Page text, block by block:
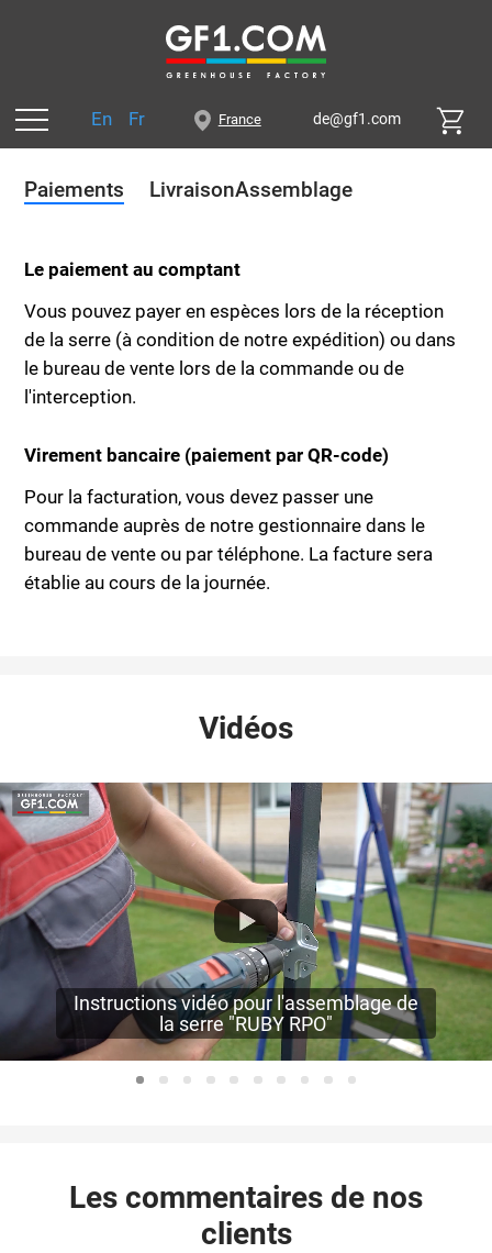
France
En Fr de@gf1.com
Paiements LivraisonAssemblage
Le paiement au comptant
Vous pouvez payer en espèces lors de la réception
de la serre (à condition de notre expédition) ou dans
le bureau de vente lors de la commande ou de
l'interception.
Virement bancaire (paiement par QR-code)
Pour la facturation, vous devez passer une
commande auprès de notre gestionnaire dans le
bureau de vente ou par téléphone. La facture sera
établie au cours de la journée.
Vidéos
Instructions vidéo pour l'assemblage de
la serre "RUBY RPO"
Les commentaires de nos
clients